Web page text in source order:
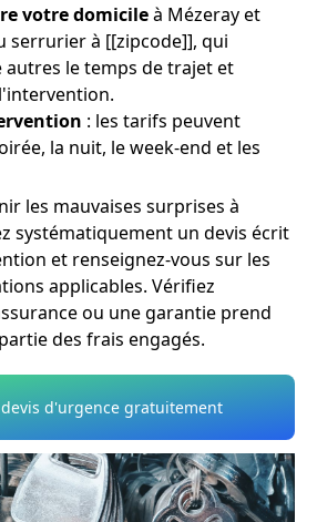
votre domicileà Mézeray et
serrurier à [[zipcode]], qui
le temps de trajet et
: les tarifs peuvent
la nuit, le week-end et les
les mauvaises surprises à
systématiquement un devis écrit
et renseignez-vous sur les
applicables. Vérifiez
ou une garantie prend
des frais engagés.
d'urgence gratuitement